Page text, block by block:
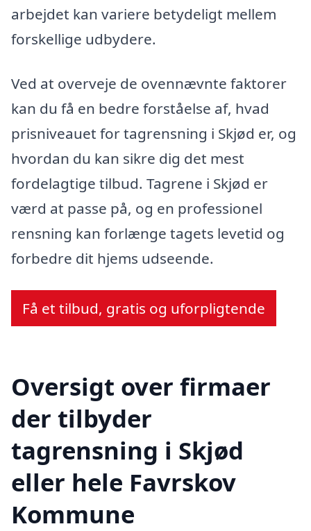
arbejdet kan variere betydeligt mellem
forskellige udbydere.
Ved at overveje de ovennævnte faktorer
kan du få en bedre forståelse af, hvad
prisniveauet for tagrensning i Skjød er, og
hvordan du kan sikre dig det mest
fordelagtige tilbud. Tagrene i Skjød er
værd at passe på, og en professionel
rensning kan forlænge tagets levetid og
forbedre dit hjems udseende.
Få et tilbud, gratis og uforpligtende
Oversigt over firmaer
der tilbyder
tagrensning i Skjød
eller hele Favrskov
Kommune